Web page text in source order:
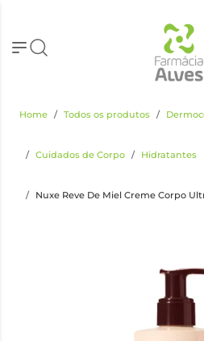
Home Todos os produtos
Cuidados de Corpo Hidratantes
Nuxe Reve De Miel Creme Corpo